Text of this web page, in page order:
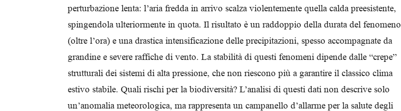
perturbazione lenta: l’aria fredda in arrivo scalza violentemente quella calda preesistente,
spingendola ulteriormente in quota. Il risultato è un raddoppio della durata del fenomeno
(oltre l’ora) e una drastica intensificazione delle precipitazioni, spesso accompagnate da
grandine e severe raffiche di vento. La stabilità di questi fenomeni dipende dalle “crepe”
strutturali dei sistemi di alta pressione, che non riescono più a garantire il classico clima
estivo stabile. Quali rischi per la biodiversità? L’analisi di questi dati non descrive solo
un’anomalia meteorologica, ma rappresenta un campanello d’allarme per la salute degli